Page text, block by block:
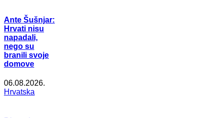
Ante Šušnjar:
Hrvati nisu
napadali,
nego su
branili svoje
domove
06.08.2026.
Hrvatska